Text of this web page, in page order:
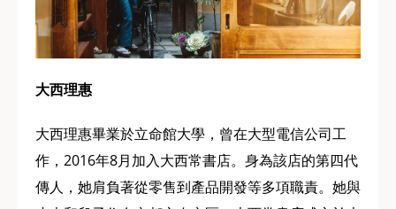
大西理惠
大西理惠畢業於立命館大學，曾在大型電信公司工
作，2016年8月加入大西常書店。身為該店的第四代
傳人，她肩負著從零售到產品開發等多項職責。她與